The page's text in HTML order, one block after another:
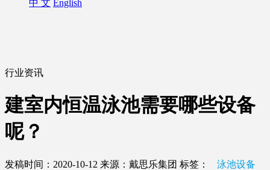
中 文 English
行业资讯
建室内恒温泳池需要哪些设备
呢？
发稿时间：2020-10-12 来源：戴思乐集团 标签：
泳池设备